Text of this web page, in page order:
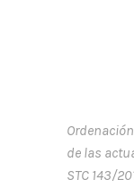
de las
STC 143/